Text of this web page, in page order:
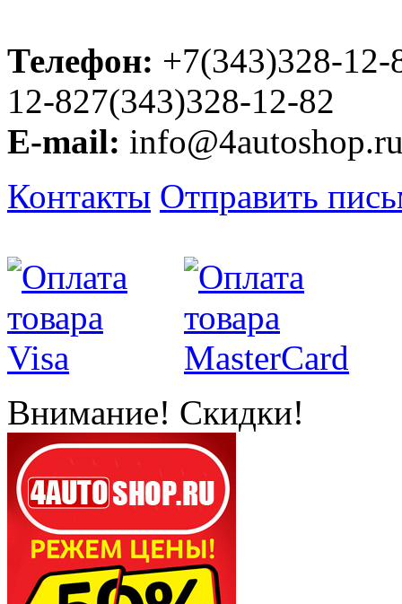
Телефон: +7(343)328-
12-827(343)328-12-82
E-mail:
Контакты Отправить
Внимание! Скидки!